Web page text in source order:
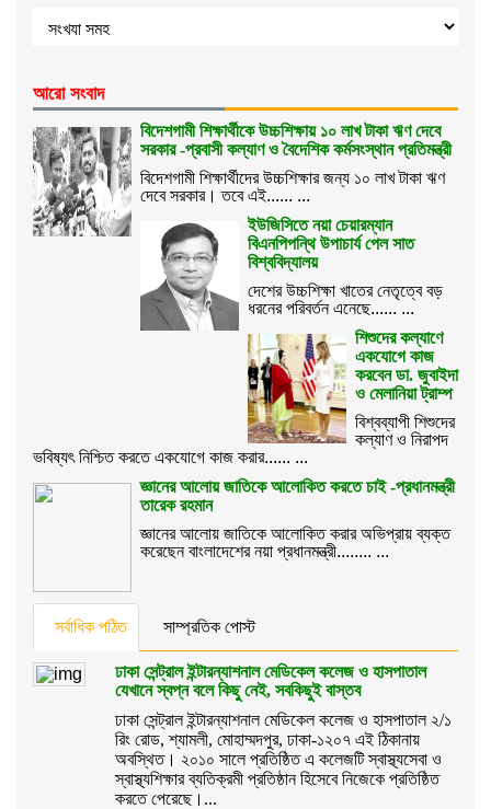
আরো সংবাদ
বিদেশগামী শিক্ষার্থীকে উচ্চশিক্ষায় ১০ লাখ টাকা ঋণ দেবে
সরকার -প্রবাসী কল্যাণ ও বৈদেশিক কর্মসংস্থান প্রতিমন্ত্রী
বিদেশগামী শিক্ষার্থীদের উচ্চশিক্ষার জন্য ১০ লাখ টাকা ঋণ
দেবে সরকার। তবে এই...... ...
ইউজিসিতে নয়া চেয়ারম্যান
বিএনপিপন্থি উপাচার্য পেল সাত
বিশ্ববিদ্যালয়
দেশের উচ্চশিক্ষা খাতের নেতৃত্বে বড়
ধরনের পরিবর্তন এনেছে...... ...
শিশুদের কল্যাণে
একযোগে কাজ
করবেন ডা. জুবাইদা
ও মেলানিয়া ট্রাম্প
বিশ্বব্যাপী শিশুদের
কল্যাণ ও নিরাপদ
ভবিষ্যৎ নিশ্চিত করতে একযোগে কাজ করার...... ...
জ্ঞানের আলোয় জাতিকে আলোকিত করতে চাই -প্রধানমন্ত্রী
তারেক রহমান
জ্ঞানের আলোয় জাতিকে আলোকিত করার অভিপ্রায় ব্যক্ত
করেছেন বাংলাদেশের নয়া প্রধানমন্ত্রী........ ...
সর্বাধিক পঠিত সাম্প্রতিক পোস্ট
ঢাকা সেন্ট্রাল ইন্টারন্যাশনাল মেডিকেল কলেজ ও হাসপাতাল
যেখানে স্বপ্ন বলে কিছু নেই, সবকিছুই বাস্তব
ঢাকা সেন্ট্রাল ইন্টারন্যাশনাল মেডিকেল কলেজ ও হাসপাতাল ২/১
রিং রোড, শ্যামলী, মোহাম্মদপুর, ঢাকা-১২০৭ এই ঠিকানায়
অবস্থিত। ২০১০ সালে প্রতিষ্ঠিত এ কলেজটি স্বাস্থ্যসেবা ও
স্বাস্থ্যশিক্ষার ব্যতিক্রমী প্রতিষ্ঠান হিসেবে নিজেকে প্রতিষ্ঠিত
করতে পেরেছে।...